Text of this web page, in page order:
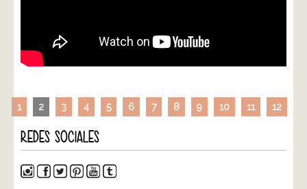
1 2 3 4 5 6 7 8 9 10 11 12
REDES SOCIALES